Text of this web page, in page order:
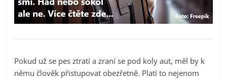
Pokud už se pes ztratí a zraní se pod koly aut, měl by k
němu člověk přistupovat obezřetně. Platí to nejenom